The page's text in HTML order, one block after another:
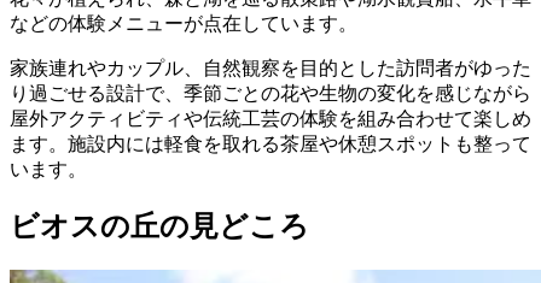
などの体験メニューが点在しています。
家族連れやカップル、自然観察を目的とした訪問者がゆった
り過ごせる設計で、季節ごとの花や生物の変化を感じながら
屋外アクティビティや伝統工芸の体験を組み合わせて楽しめ
ます。施設内には軽食を取れる茶屋や休憩スポットも整って
います。
ビオスの丘の見どころ